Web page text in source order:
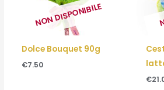
NON DISPONIBILE
Dolce Bouquet 90g
€7.50
€